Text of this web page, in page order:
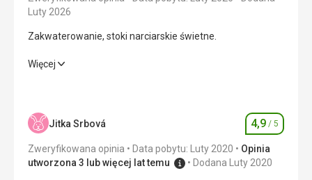
Luty 2026
Zakwaterowanie, stoki narciarskie świetne.
Zakwaterowanie, stoki narciarskie świetne.
Zakwaterowanie 4,0/ 5
Usługi 4,0
Więcej
Jitka Srbová Ocena
4,9 / 5
Zweryfikowana opinia Data pobytu: Luty 2020
Opinia
utworzona 3 lub więcej lat temu
Dodana Luty 2020